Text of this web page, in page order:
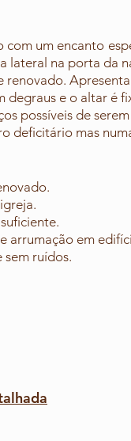
com um encanto
lateral na porta da
renovado.
degraus e o altar é
possíveis de
deficitário mas
arrumação em
sem ruídos.